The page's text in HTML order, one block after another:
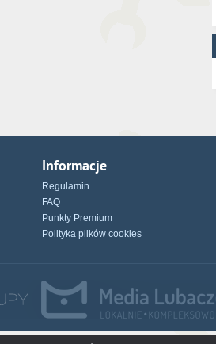
Informacje
Regulamin
FAQ
Punkty Premium
Polityka plików cookies